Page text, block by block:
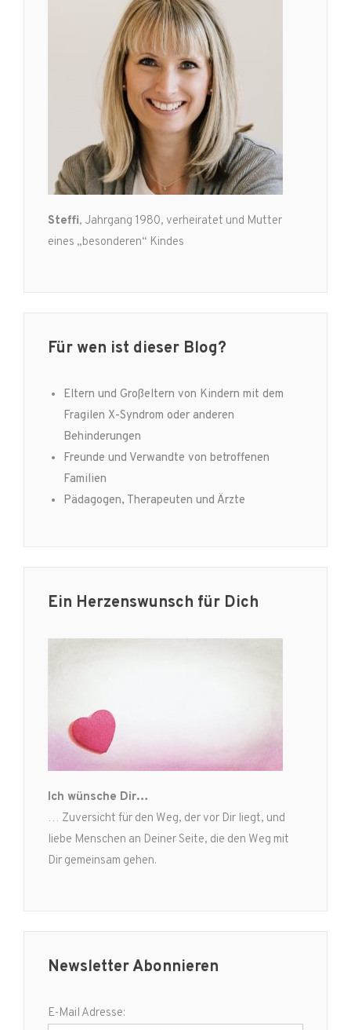
Steffi, Jahrgang 1980, verheiratet und Mutter
eines „besonderen“ Kindes
Für wen ist dieser Blog?
Eltern und Großeltern von Kindern mit dem
Fragilen X-Syndrom oder anderen
Behinderungen
Freunde und Verwandte von betroffenen
Familien
Pädagogen, Therapeuten und Ärzte
Ein Herzenswunsch für Dich
Ich wünsche Dir…
… Zuversicht für den Weg, der vor Dir liegt, und
liebe Menschen an Deiner Seite, die den Weg mit
Dir gemeinsam gehen.
Newsletter Abonnieren
E-Mail Adresse: